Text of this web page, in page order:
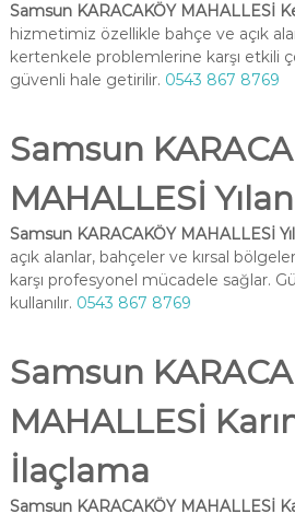
Samsun KARACAKÖY MAHALLESİ
hizmetimiz özellikle bahçe ve açık
kertenkele problemlerine karşı etkili
güvenli hale getirilir. 0543 867 8769
Samsun
MAHALLESİ
Samsun KARACAKÖY MAHALLESİ
açık alanlar, bahçeler ve kırsal
karşı profesyonel mücadele sağlar.
kullanılır. 0543 867 8769
Samsun
MAHALLESİ
İlaçlama
Samsun KARACAKÖY MAHALLESİ